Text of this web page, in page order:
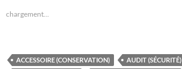
chargement…
ACCESSOIRE (CONSERVATION)
AUDIT (SÉCURITÉ)